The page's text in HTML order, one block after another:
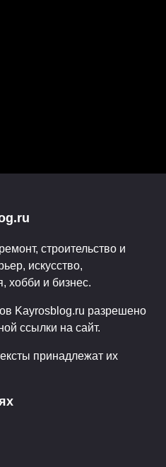
строительство и
искусство,
хобби и бизнес.
Kayrosblog.ru разрешено
ссылки на сайт.
принадлежат их